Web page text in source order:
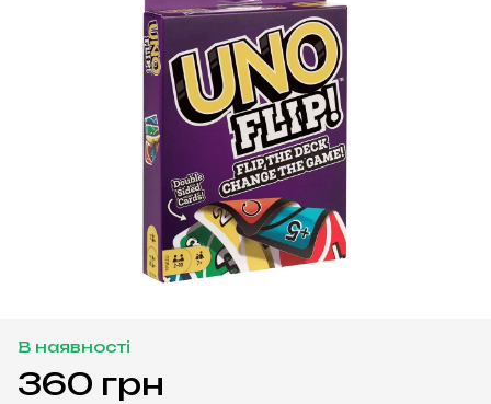
В наявності
360 грн